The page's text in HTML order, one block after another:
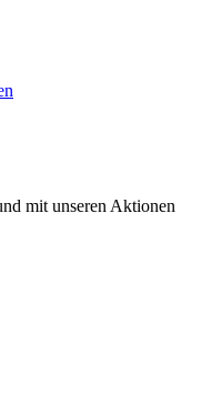
mit unseren Aktionen